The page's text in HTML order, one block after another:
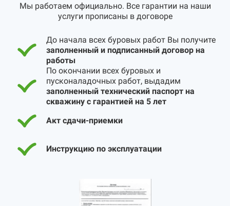
Мы работаем официально. Все гарантии на наши
услуги прописаны в договоре
До начала всех буровых работ Вы получите
заполненный и подписанный договор на
работы
По окончании всех буровых и
пусконаладочных работ, выдадим
заполненный технический паспорт на
скважину с гарантией на 5 лет
Акт сдачи-приемки
Инструкцию по эксплуатации